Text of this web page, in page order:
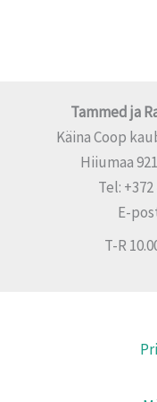
Tammed ja
Käina Coop
Hiiumaa
Tel:
E-
T-R